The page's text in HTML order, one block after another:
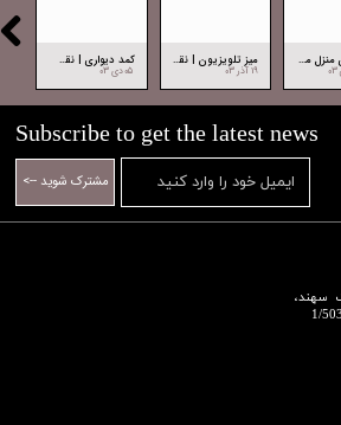
کمد دیواری | نقش و اهمیت کمد دیواری در دکوراسیون داخلی
۰۵ دی ۰۳
میز تلویزیون | نقش و اهمیت میز تلویزیون در دکوراسیون داخلی خانه
۱۹ آذر ۰۳
ست های منزل مدرن و جدید ، چه نوع ست هایی قدیمی و ناکار آمد هستند؟
سهند،
Subscribe to get the latest news
مشترک شوید -->